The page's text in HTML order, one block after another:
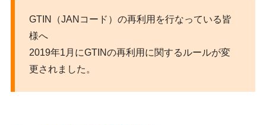
GTIN（JANコード）の再利用を行なっている皆
様へ
2019年1月にGTINの再利用に関するルールが変
更されました。